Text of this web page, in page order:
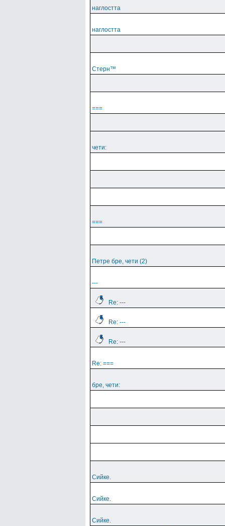
наглостта
наглостта
Cтepн™
===
чети:
===
Петре бре, чети (2)
---
Re: ---
Re: ---
Re: ---
Re: ===
бре, чети:
Сийке.
Сийке.
Сийке.